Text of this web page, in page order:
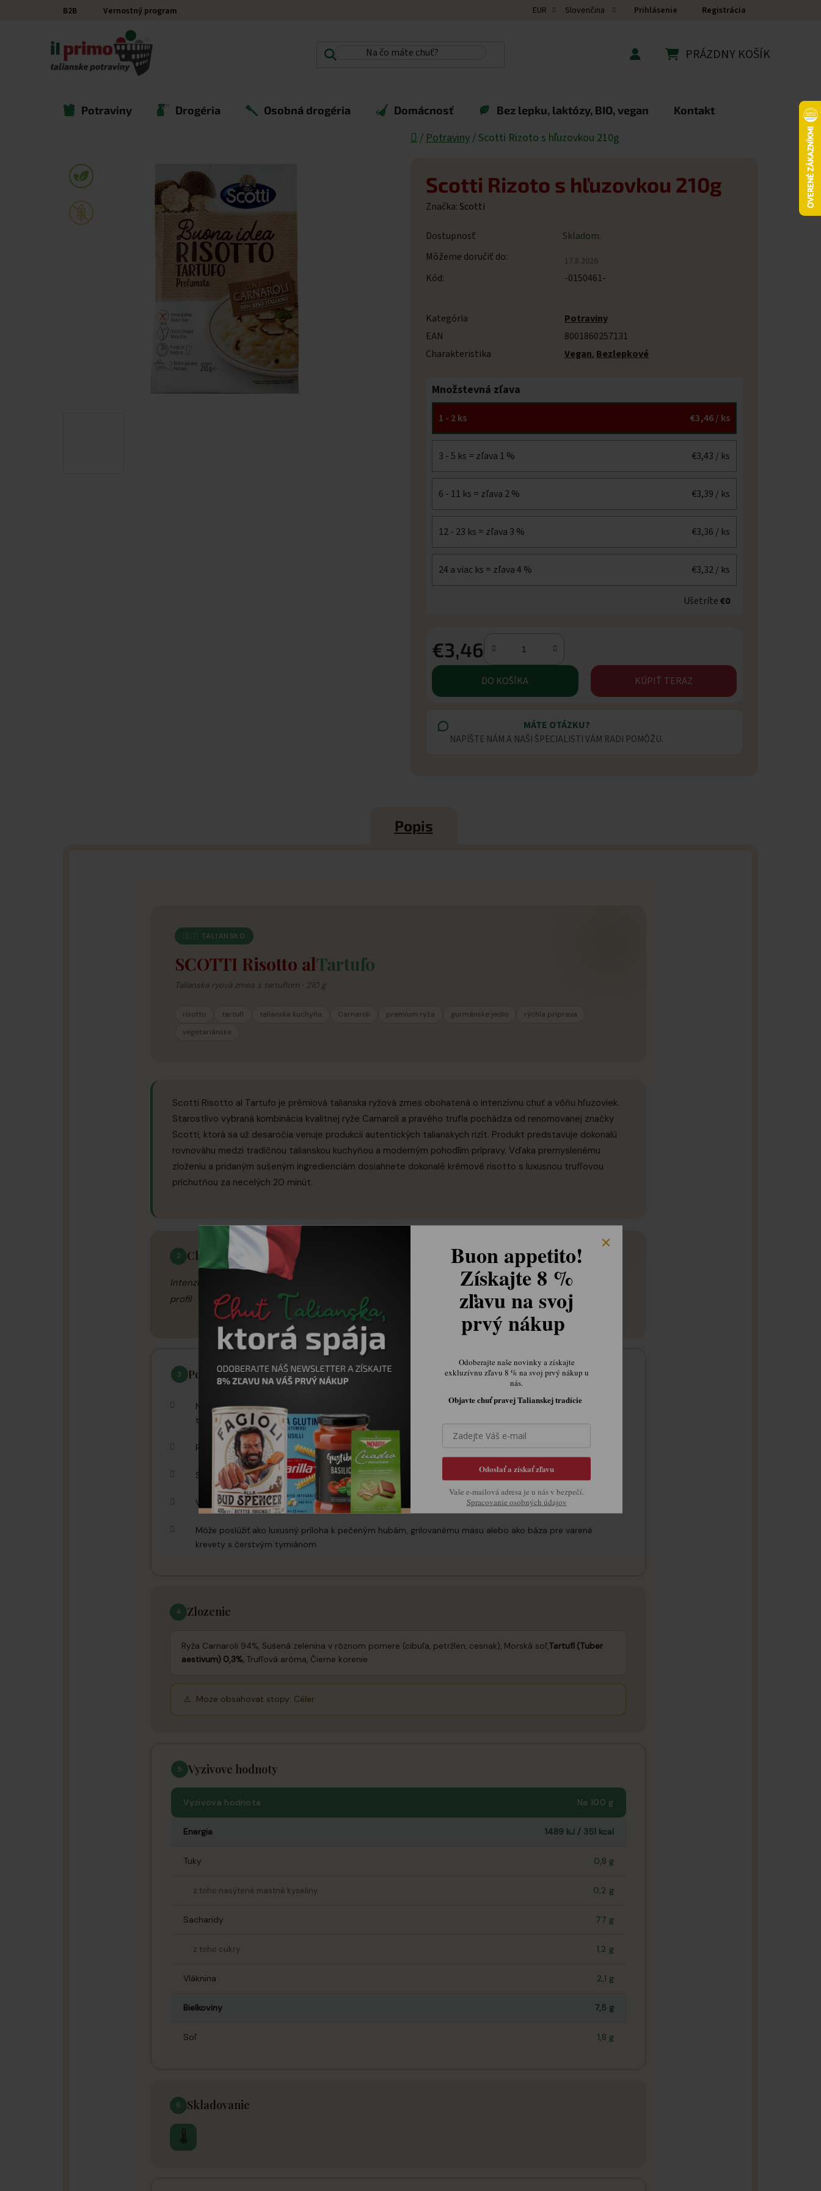
Prejsť na obsahB2B Vernostný program EUR Slovenčina Prihlásenie Registrácia
PRÁZDNY KOŠÍK
Potraviny Drogéria Osobná drogéria Domácnosť Bez lepku, laktózy, BIO, vegan Kontakt
Domov
/ Potraviny / Scotti Rizoto s hľuzovkou 210g
Scotti Rizoto s hľuzovkou 210g
Značka:Scotti
Dostupnosť
Skladom.
Môžeme doručiť do:
17.8.2026
Kód: -0150461-
Kategória
Potraviny
EAN
8001860257131
Charakteristika
Vegan, Bezlepkové
Množstevná zľava
1 - 2 ks €3,46/ ks
3 - 5 ks = zľava 1 % €3,43 / ks
6 - 11 ks = zľava 2 % €3,39 / ks
12 - 23 ks = zľava 3 % €3,36 / ks
24 a viac ks = zľava 4 % €3,32/ ks
Ušetríte€0
€3,46
Jednotková cena:
DO KOŠÍKA
KÚPIŤ TERAZ
MÁTE OTÁZKU?
NAPÍŠTE NÁM A NAŠI ŠPECIALISTI VÁM RADI POMÔŽU.
Popis
🇮🇹 TALIANSKO
SCOTTI Risotto alTartufo
Talianska ryová zmes s tartuflom · 210 g
risotto tartufl talianska kuchyňa Carnaroli premium ryža gurmánske jedlo
rýchla príprava
vegetariánske
Scotti Risotto al Tartufo je prémiová talianska ryžová zmes obohatená o intenzívnu chuť a vôňu hľuzoviek.
Starostlivo vybraná kombinácia kvalitnej ryže Carnaroli a pravého trufla pochádza od renomovanej značky
Scotti, ktorá sa už desaročia venuje produkcii autentických talianskych rizít. Produkt predstavuje dokonalú
rovnováhu medzi tradičnou talianskou kuchyňou a moderným pohodlím prípravy. Vďaka premyslenému
zloženiu a pridaným sušeným ingredienciám dosiahnete dokonalé krémové risotto s luxusnou trufľovou
príchutňou za necelých 20 minút.
2 Chutovy profil
Intenzívna chuť a vôňa hľuzoviek, rafinovaná hĺbka chuti z trufla, zemitá vôňa, elegantný a sofistikovaný
profil
3 Pouzitie a tipy
Na záver pridajte kúsok masla a čerstvo nastrúhaný parmezán, aby sa ešte viac zvýraznila bohatá chuť
trufla
Risotto podávajte ihne po príprave, keď je krémové a horúce, ideálne na predhriatych tanieroch
Skombinujte s kvalitným bielym vínom
Vhodné ako hlavné vegetariánske jedlo na slávnostný večer
Môže poslúžiť ako luxusný príloha k pečeným hubám, grilovanému mäsu alebo ako báza pre varené
krevety s čerstvým tymiánom
4 Zlozenie
Ryža Carnaroli 94%, Sušená zelenina v rôznom pomere (cibuľa, petržlen, cesnak), Morská soľ,Tartufl (Tuber
aestivum) 0,3%, Trufľová aróma, Čierne korenie
⚠️ Moze obsahovat stopy: Céler
5 Vyzivove hodnoty
Vyzivova hodnota Na 100 g
Energia 1489 kJ / 351 kcal
Tuky 0,8 g
z toho nasýtené mastné kyseliny 0,2 g
Sacharidy 77 g
z toho cukry 1,2 g
Vláknina 2,1 g
Bielkoviny 7,5 g
Soľ 1,8 g
6 Skladovanie
🌡
Buon appetito!
Získajte 8 %
zľavu na svoj
prvý nákup
Odoberajte naše novinky a získajte
exkluzívnu zľavu 8 % na svoj prvý nákup u
nás.
Objavte chuť pravej Talianskej tradície
Odoslať a získať zľavu
Vaše e-mailová adresa je u nás v bezpečí.
Spracovanie osobných údajov